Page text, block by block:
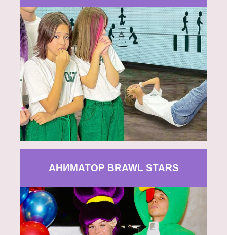
АНИМАТОР BRAWL STARS